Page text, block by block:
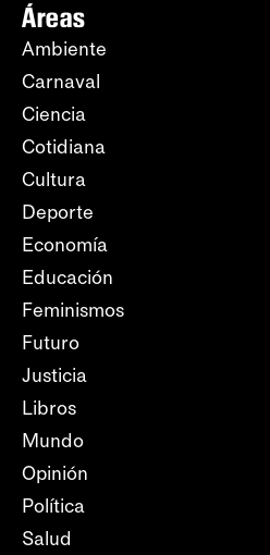
Áreas
Ambiente
Carnaval
Ciencia
Cotidiana
Cultura
Deporte
Economía
Educación
Feminismos
Futuro
Justicia
Libros
Mundo
Opinión
Política
Salud